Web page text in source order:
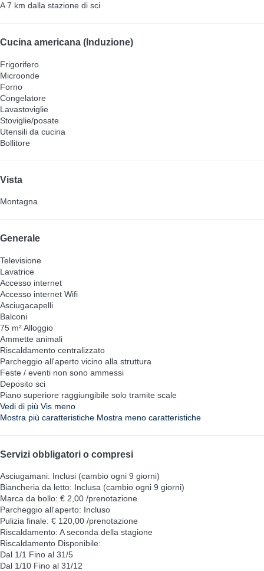
A 7 km dalla stazione di sci
Cucina americana (Induzione)
Frigorifero
Microonde
Forno
Congelatore
Lavastoviglie
Stoviglie/posate
Utensili da cucina
Bollitore
Vista
Montagna
Generale
Televisione
Lavatrice
Accesso internet
Accesso internet Wifi
Asciugacapelli
Balconi
75 m² Alloggio
Ammette animali
Riscaldamento centralizzato
Parcheggio all'aperto vicino alla struttura
Feste / eventi non sono ammessi
Deposito sci
Piano superiore raggiungibile solo tramite scale
Vedi di più Vis meno
Mostra più caratteristiche Mostra meno caratteristiche
Servizi obbligatori o compresi
Asciugamani: Inclusi (cambio ogni 9 giorni)
Biancheria da letto: Inclusa (cambio ogni 9 giorni)
Marca da bollo: € 2,00 /prenotazione
Parcheggio all'aperto: Incluso
Pulizia finale: € 120,00 /prenotazione
Riscaldamento: A seconda della stagione
Riscaldamento Disponibile:
Dal 1/1 Fino al 31/5
Dal 1/10 Fino al 31/12